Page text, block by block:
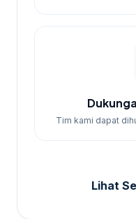
Tim kami dapat
Lihat